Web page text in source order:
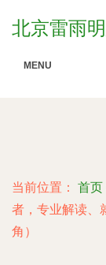
北京雷雨
MENU
当前位置： 首页
者，专业解读、
角）